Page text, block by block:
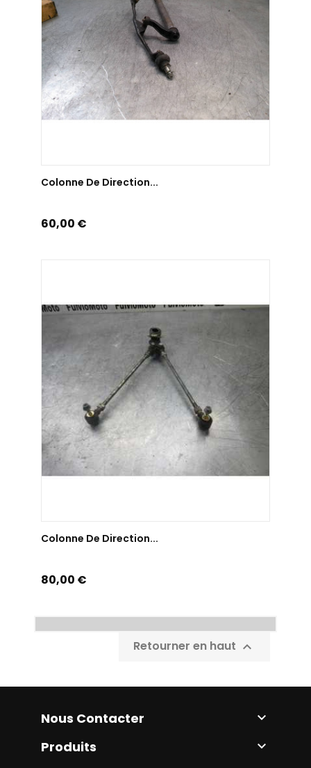
Colonne De Direction...
Prix
60,00 €
Colonne De Direction...
Prix
80,00 €
Retourner en haut 
Nous Contacter 
Produits 